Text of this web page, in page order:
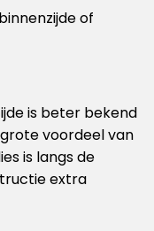
of
is beter bekend
grote voordeel van
is langs de
extra